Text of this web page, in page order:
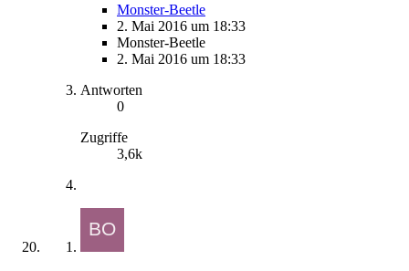
Monster-Beetle
2. Mai 2016 um 18:33
Monster-Beetle
2. Mai 2016 um 18:33
Antworten
0
Zugriffe
3,6k